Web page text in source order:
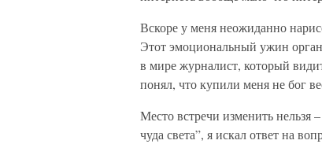
Вскоре у меня неожиданно
Этот эмоциональный ужин
в мире журналист, который
понял, что купили меня не бог
Место встречи изменить нельзя
чуда света”, я искал ответ на